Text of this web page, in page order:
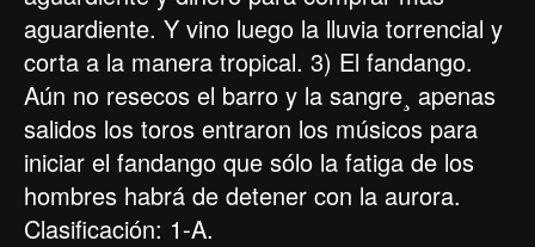
aguardiente. Y vino luego la lluvia torrencial y
corta a la manera tropical. 3) El fandango.
Aún no resecos el barro y la sangre¸ apenas
salidos los toros entraron los músicos para
iniciar el fandango que sólo la fatiga de los
hombres habrá de detener con la aurora.
Clasificación: 1-A.